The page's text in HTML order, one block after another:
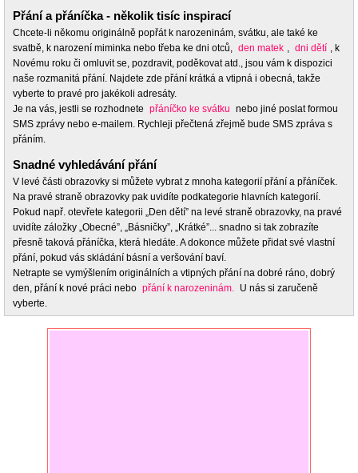
Přání a přáníčka - několik tisíc inspirací
Chcete-li někomu originálně popřát k narozeninám, svátku, ale také ke
svatbě, k narození miminka nebo třeba ke dni otců, den matek , dni dětí , k
Novému roku či omluvit se, pozdravit, poděkovat atd., jsou vám k dispozici
naše rozmanitá přání. Najdete zde přání krátká a vtipná i obecná, takže
vyberte to pravé pro jakékoli adresáty.
Je na vás, jestli se rozhodnete přáníčko ke svátku nebo jiné poslat formou
SMS zprávy nebo e-mailem. Rychleji přečtená zřejmě bude SMS zpráva s
přáním.
Snadné vyhledávání přání
V levé části obrazovky si můžete vybrat z mnoha kategorií přání a přáníček.
Na pravé straně obrazovky pak uvidíte podkategorie hlavních kategorií.
Pokud např. otevřete kategorii „Den dětí” na levé straně obrazovky, na pravé
uvidíte záložky „Obecné”, „Básničky”, „Krátké”... snadno si tak zobrazíte
přesně taková přáníčka, která hledáte. A dokonce můžete přidat své vlastní
přání, pokud vás skládání básní a veršování baví.
Netrapte se vymýšlením originálních a vtipných přání na dobré ráno, dobrý
den, přání k nové práci nebo přání k narozeninám. U nás si zaručeně
vyberte.